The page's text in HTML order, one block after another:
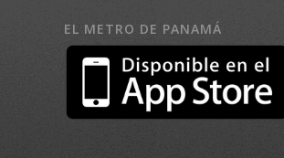
EL METRO DE PANAMÁ